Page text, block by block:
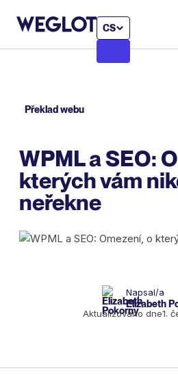
CS
Překlad webu
WPML a SEO:
kterých vám
neřekne
Napsal/a
Elizabeth
Aktualizováno dne1.